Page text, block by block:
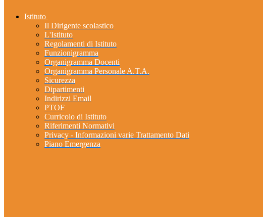
Istituto
Il Dirigente scolastico
L'Istituto
Regolamenti di Istituto
Funzionigramma
Organigramma Docenti
Organigramma Personale A.T.A.
Sicurezza
Dipartimenti
Indirizzi Email
PTOF
Curricolo di Istituto
Riferimenti Normativi
Privacy - Informazioni varie Trattamento Dati
Piano Emergenza